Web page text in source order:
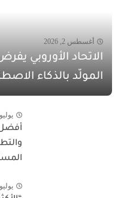
أغسطس 2, 2026
الاتحاد الأوروبي
المولّد بالذكاء
يوليو 31, 2026
أفضل
يوليو 29, 2026